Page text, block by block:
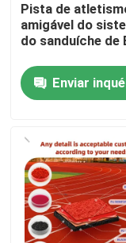
Para casa
Vídeos
Sobre nós
Pista de
amigável do
do sanduíche de
Enviar